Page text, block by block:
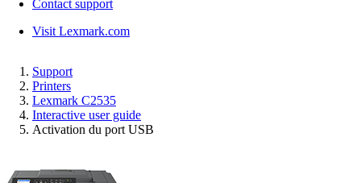
Contact support
Visit Lexmark.com
Support
Printers
Lexmark C2535
Interactive user guide
Activation du port USB